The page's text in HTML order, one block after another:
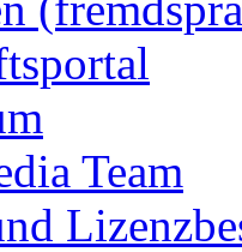
Team